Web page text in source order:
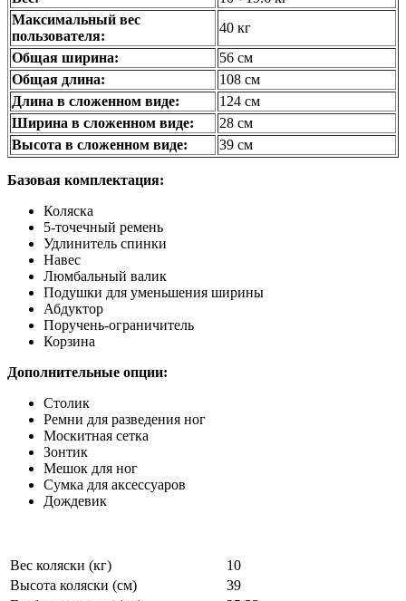
Максимальный вес
пользователя:
40 кг
Общая ширина:
56 см
Общая длина:
108 см
Длина в сложенном виде:
124 см
Ширина в сложенном виде:
28 см
Высота в сложенном виде:
39 см
Базовая комплектация:
Коляска
5-точечный ремень
Удлинитель спинки
Навес
Люмбальный валик
Подушки для уменьшения ширины
Абдуктор
Поручень-ограничитель
Корзина
Дополнительные опции:
Столик
Ремни для разведения ног
Москитная сетка
Зонтик
Мешок для ног
Сумка для аксессуаров
Дождевик
Вес коляски (кг)
10
Высота коляски (см)
39